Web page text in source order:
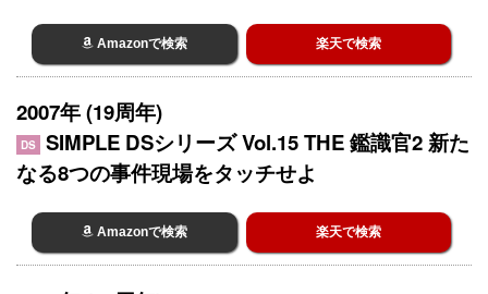
Amazonで検索 楽天で検索
2007年 (19周年)
DS
SIMPLE DSシリーズ Vol.15 THE 鑑識官2 新た
なる8つの事件現場をタッチせよ
Amazonで検索 楽天で検索